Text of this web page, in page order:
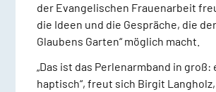
der Evangelischen Frauenarbeit
die Ideen und die Gespräche, die
Glaubens Garten“ möglich macht.
„Das ist das Perlenarmband in groß:
haptisch“, freut sich Birgit